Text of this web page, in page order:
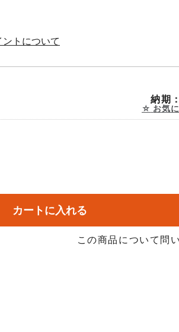
トについて
納期
お気
カートに入れる
この商品について問